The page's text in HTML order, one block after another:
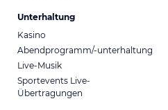
Unterhaltung
Kasino
Abendprogramm/-unterhaltung
Live-Musik
Sportevents Live-
Übertragungen